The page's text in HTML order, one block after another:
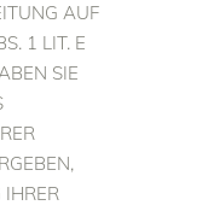
AUF
1 LIT. E
SIE
IHRER